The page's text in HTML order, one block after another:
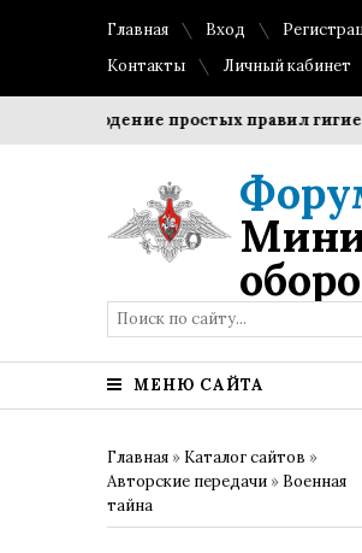
Главная Вход
Контакты
Личный кабинет
Соблюдение простых правил
МЕНЮ САЙТА
Главная » Каталог сайтов »
Авторские передачи » Военная
тайна